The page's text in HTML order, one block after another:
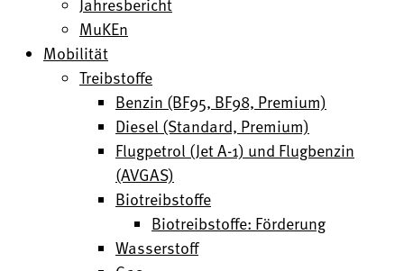
MuKEn
Mobilität
Treibstoffe
Benzin (BF95, BF98, Premium)
Diesel (Standard, Premium)
Flugpetrol (Jet A-1) und Flugbenzin
(AVGAS)
Biotreibstoffe
Biotreibstoffe: Förderung
Wasserstoff